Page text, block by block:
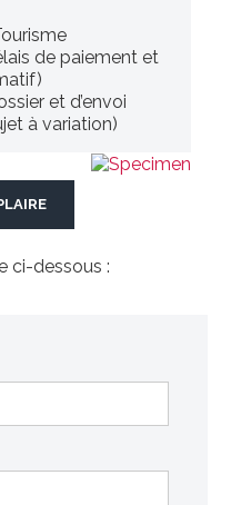
de paiement et
et d’envoi
à variation)
ci-dessous :